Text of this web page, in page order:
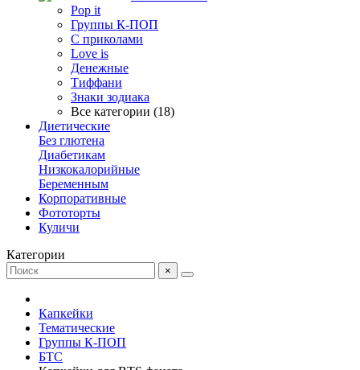
Pop it
Группы К-ПОП
С приколами
Love is
Денежные
Тиффани
Знаки зодиака
Все категории (18)
Диетические
Без глютена
Диабетикам
Низкокалорийные
Беременным
Корпоративные
Фототорты
Куличи
Категории
×
Капкейки
Тематические
Группы К-ПОП
БТС